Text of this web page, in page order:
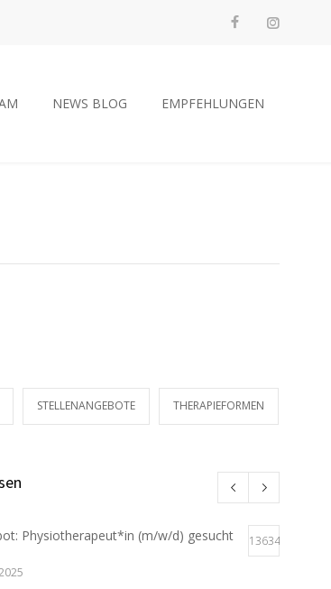
NEWS BLOG EMPFEHLUNGEN
STELLENANGEBOTE THERAPIEFORMEN
Physiotherapeut*in (m/w/d) gesucht 13634